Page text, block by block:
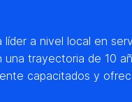
líder a nivel local en
trayectoria de 10
capacitados y